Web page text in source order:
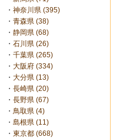
・ 神奈川県 (395)
・ 青森県 (38)
・ 静岡県 (68)
・ 石川県 (26)
・ 千葉県 (265)
・ 大阪府 (334)
・ 大分県 (13)
・ 長崎県 (20)
・ 長野県 (67)
・ 鳥取県 (4)
・ 島根県 (11)
・ 東京都 (668)